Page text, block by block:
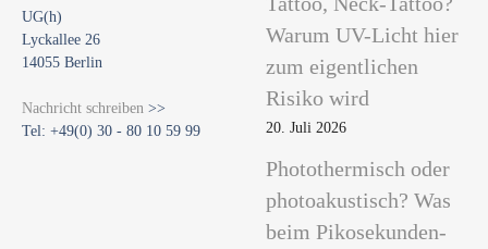
UG(h)
Lyckallee 26
14055 Berlin
Nachricht schreiben >>
Tel: +49(0) 30 - 80 10 59 99
Warum UV-Licht hier
zum eigentlichen
Risiko wird
20. Juli 2026
Photothermisch oder
photoakustisch? Was
beim Pikosekunden-